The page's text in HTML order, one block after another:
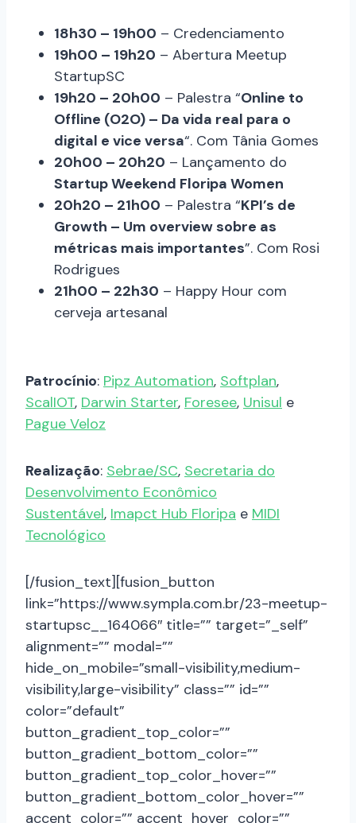
18h30 – 19h00 – Credenciamento
19h00 – 19h20 – Abertura Meetup
StartupSC
19h20 – 20h00 – Palestra “Online to
Offline (O2O) – Da vida real para o
digital e vice versa“. Com Tânia Gomes
20h00 – 20h20 – Lançamento do
Startup Weekend Floripa Women
20h20 – 21h00 – Palestra “KPI’s de
Growth – Um overview sobre as
métricas mais importantes”. Com Rosi
Rodrigues
21h00 – 22h30 – Happy Hour com
cerveja artesanal
Patrocínio: Pipz Automation, Softplan,
ScalIOT, Darwin Starter, Foresee, Unisul e
Pague Veloz
Realização: Sebrae/SC, Secretaria do
Desenvolvimento Econômico
Sustentável, Imapct Hub Floripa e MIDI
Tecnológico
[/fusion_text][fusion_button
link=”https://www.sympla.com.br/23-meetup-
startupsc__164066″ title=”” target=”_self”
alignment=”” modal=””
hide_on_mobile=”small-visibility,medium-
visibility,large-visibility” class=”” id=””
color=”default”
button_gradient_top_color=””
button_gradient_bottom_color=””
button_gradient_top_color_hover=””
button_gradient_bottom_color_hover=””
accent_color=”” accent_hover_color=””